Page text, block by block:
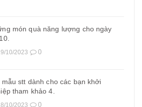
món quà năng lượng cho ngày
10/2023 0
mẫu stt dành cho các bạn khởi
tham khảo 4.
10/2023 0